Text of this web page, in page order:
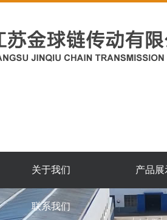
关于我们 产品展
联系我们